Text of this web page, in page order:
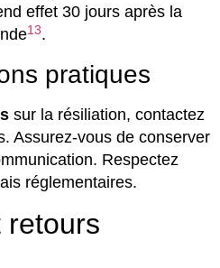
effet 30 jours après la
13.
pratiques
sur la résiliation, contactez
Assurez-vous de conserver
Respectez
réglementaires.
retours